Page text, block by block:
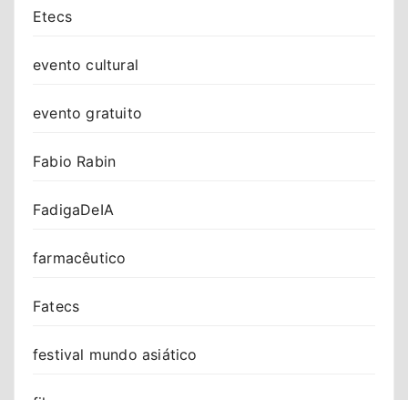
Etecs
evento cultural
evento gratuito
Fabio Rabin
FadigaDeIA
farmacêutico
Fatecs
festival mundo asiático